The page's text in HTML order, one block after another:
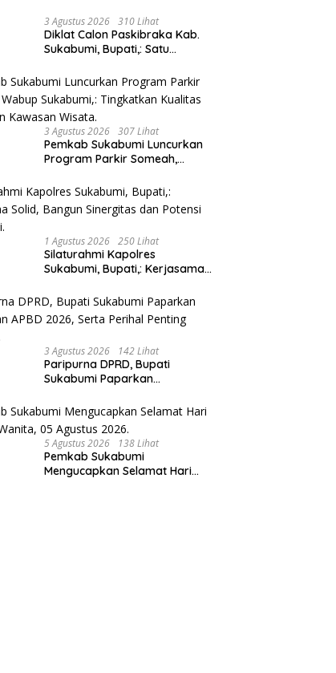
3 Agustus 2026 310 Lihat
Diklat Calon Paskibraka Kab.
Sukabumi, Bupati,: Satu
Yang Harus Dijaga.
3 Agustus 2026 307 Lihat
Pemkab Sukabumi Luncurkan
Program Parkir Someah,
Kualitas Pelayanan Kawasan
Wisata.
1 Agustus 2026 250 Lihat
Silaturahmi Kapolres
Sukabumi, Bupati,: Kerjasama
Potensi Sukabumi.
3 Agustus 2026 142 Lihat
Paripurna DPRD, Bupati
Sukabumi Paparkan
Perihal Penting Lainnnya.
5 Agustus 2026 138 Lihat
Pemkab Sukabumi
Mengucapkan Selamat Hari